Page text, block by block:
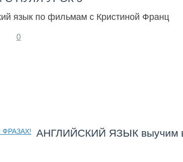
язык по фильмам с Кристиной Франц
0
АНГЛИЙСКИЙ ЯЗЫК выучим